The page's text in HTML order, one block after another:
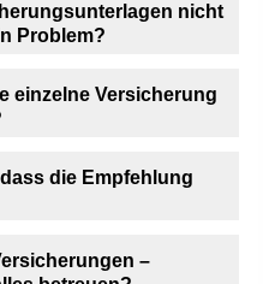
nicht
Problem?
einzelne Versicherung
die Empfehlung
–